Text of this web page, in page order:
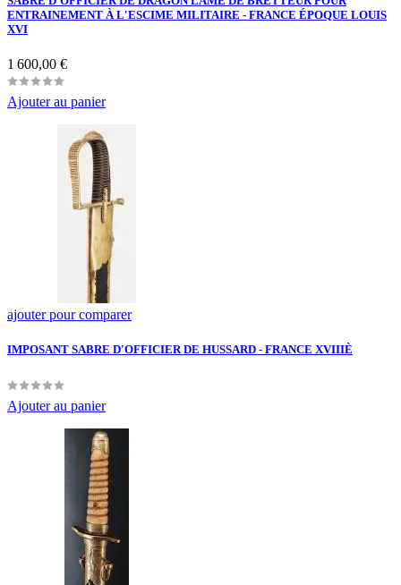
ENTRAINEMENT À L'ESCIME MILITAIRE - FRANCE ÉPOQUE LOUIS
XVI
Prix
1 600,00 €
Ajouter au panier
ajouter pour comparer
IMPOSANT SABRE D'OFFICIER DE HUSSARD - FRANCE XVIIIÈ
Ajouter au panier